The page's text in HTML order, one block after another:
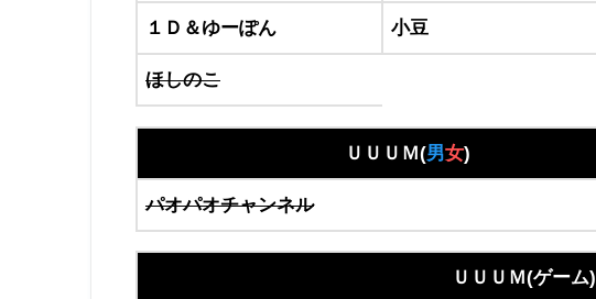
１Ｄ＆ゆーぽん 小豆
ほしのこ
ＵＵＵＭ(男女)
パオパオチャンネル
ＵＵＵＭ(ゲーム)